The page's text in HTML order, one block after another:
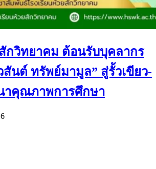
กวิทยาคม ต้อนรับบุคลากร
นต์ ทรัพย์มามูล” สู่รั้วเขียว-
าคุณภาพการศึกษา